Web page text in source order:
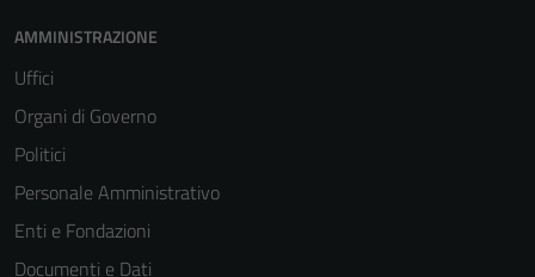
AMMINISTRAZIONE
Uffici
Organi di Governo
Politici
Personale Amministrativo
Enti e Fondazioni
Documenti e Dati